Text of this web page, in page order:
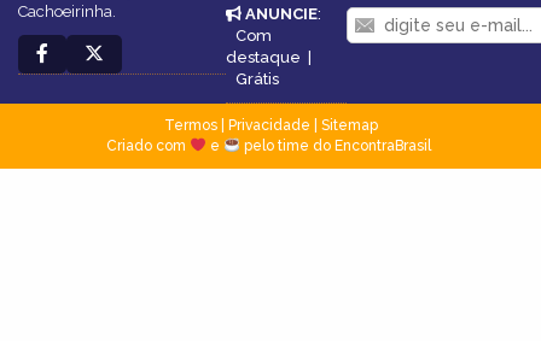
Cachoeirinha.
ANUNCIE:
Com
destaque |
Grátis
Termos| Privacidade
Sitemap
Criado com
e pelo time do EncontraBrasil